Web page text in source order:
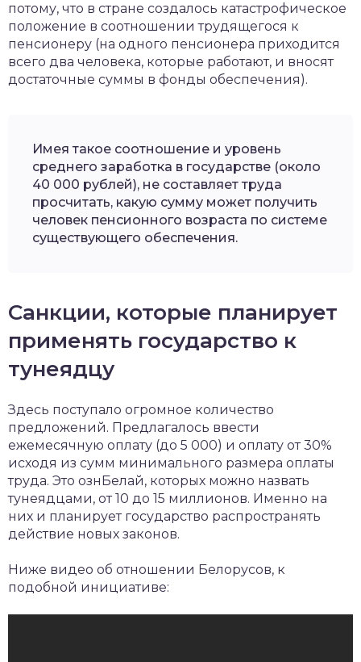
потому, что в стране создалось катастрофическое
положение в соотношении трудящегося к
пенсионеру (на одного пенсионера приходится
всего два человека, которые работают, и вносят
достаточные суммы в фонды обеспечения).
Имея такое соотношение и уровень
среднего заработка в государстве (около
40 000 рублей), не составляет труда
просчитать, какую сумму может получить
человек пенсионного возраста по системе
существующего обеспечения.
Санкции, которые планирует
применять государство к
тунеядцу
Здесь поступало огромное количество
предложений. Предлагалось ввести
ежемесячную оплату (до 5 000) и оплату от 30%
исходя из сумм минимального размера оплаты
труда. Это ознБелай, которых можно назвать
тунеядцами, от 10 до 15 миллионов. Именно на
них и планирует государство распространять
действие новых законов.
Ниже видео об отношении Белорусов, к
подобной инициативе: